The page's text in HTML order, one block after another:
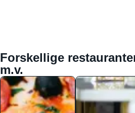
Forskellige
m.v.